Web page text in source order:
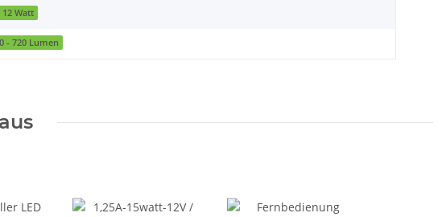
12 Watt
- 720 Lumen